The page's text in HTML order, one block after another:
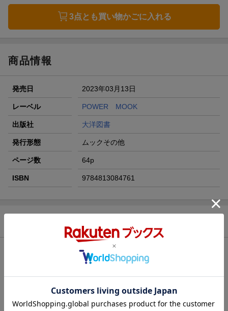
3点とも買い物かごに入れる
商品情報
発売日 2023年03月13日
レーベル POWER MOOK
出版社 大洋図書
発行形態 ムックその他
ページ数 64p
ISBN 9784813084761
内容紹介（JPROより）
100歳まで歩ける足腰のつくり方
●巻頭特集